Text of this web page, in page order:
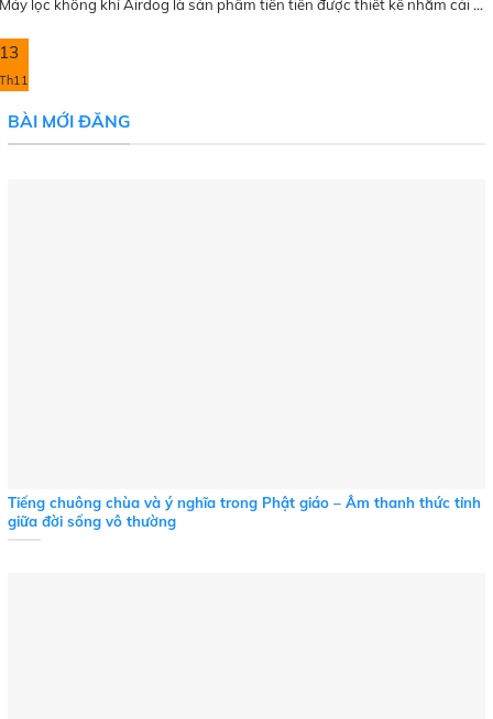
Máy lọc không khí Airdog là sản phẩm tiên tiến được thiết kế nhằm cải ...
13
Th11
BÀI MỚI ĐĂNG
Tiếng chuông chùa và ý nghĩa trong Phật giáo – Âm thanh thức tỉnh
giữa đời sống vô thường